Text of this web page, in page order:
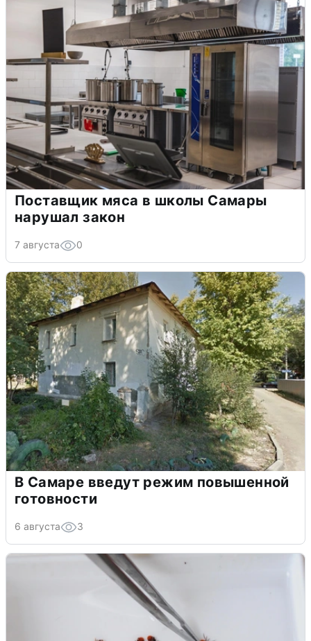
Поставщик мяса в школы Самары
нарушал закон
7 августа 0
В Самаре введут режим повышенной
готовности
6 августа 3